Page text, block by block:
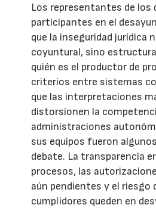
Los representantes de los
participantes en el
que la inseguridad jurídica
coyuntural, sino
quién es el productor de
criterios entre sistemas
que las interpretaciones
distorsionen la
administraciones
sus equipos fueron
debate. La transparencia
procesos, las
aún pendientes y el riesgo
cumplidores queden en